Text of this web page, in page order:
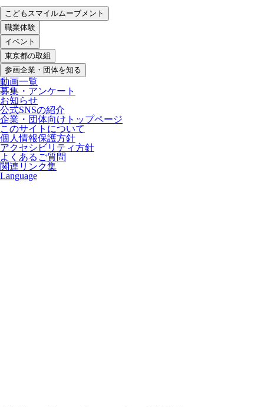
こどもスマイルムーブメント
職業体験
イベント
東京都の取組
参画企業・団体を知る
動画一覧
募集・アンケート
お知らせ
公式SNSの紹介
企業・団体向けトップページ
このサイトについて
個人情報保護方針
アクセシビリティ方針
よくあるご質問
関連リンク集
Language